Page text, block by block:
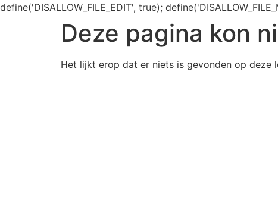
define('DISALLOW_FILE_EDIT', true);
Deze pagina kon
Het lijkt erop dat er niets is gevonden op deze